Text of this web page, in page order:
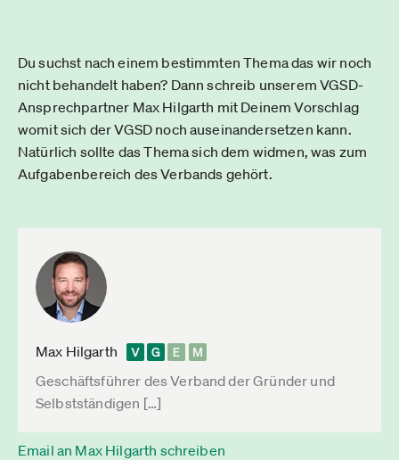
Du suchst nach einem bestimmten Thema das wir noch
nicht behandelt haben? Dann schreib unserem VGSD-
Ansprechpartner Max Hilgarth mit Deinem Vorschlag
womit sich der VGSD noch auseinandersetzen kann.
Natürlich sollte das Thema sich dem widmen, was zum
Aufgabenbereich des Verbands gehört.
Max Hilgarth
Geschäftsführer des Verband der Gründer und
Selbstständigen […]
Email an Max Hilgarth schreiben